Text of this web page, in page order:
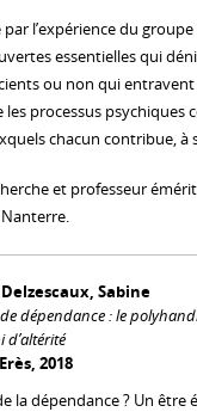
l’expérience du
essentielles qui
ou non qui
processus psychiques
chacun contribue, à
et professeur
Sabine
dépendance : le
d’altérité
2018
la dépendance ? Un être